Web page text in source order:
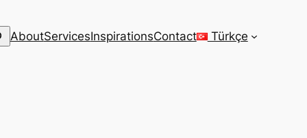
AboutServicesInspirationsContact Türkçe